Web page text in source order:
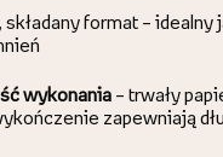
format – idealny
wykonania – trwały
zapewniają